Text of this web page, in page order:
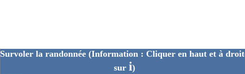
Survoler la randonnée (Information : Cliquer en haut et à
sur i)